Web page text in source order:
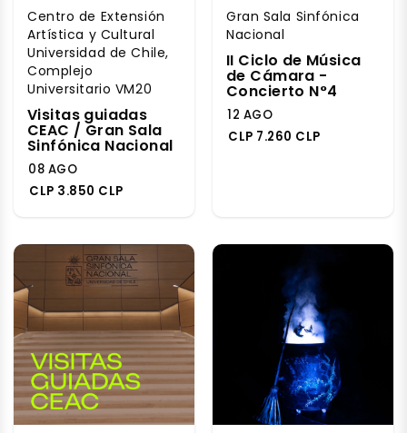
Centro de Extensión
Artística y Cultural
Universidad de Chile,
Complejo
Universitario VM20
Visitas guiadas
CEAC / Gran Sala
Sinfónica Nacional
08 AGO
CLP 3.850 CLP
Gran Sala Sinfónica
Nacional
II Ciclo de Música
de Cámara -
Concierto N°4
12 AGO
CLP 7.260 CLP